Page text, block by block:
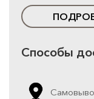
Способы